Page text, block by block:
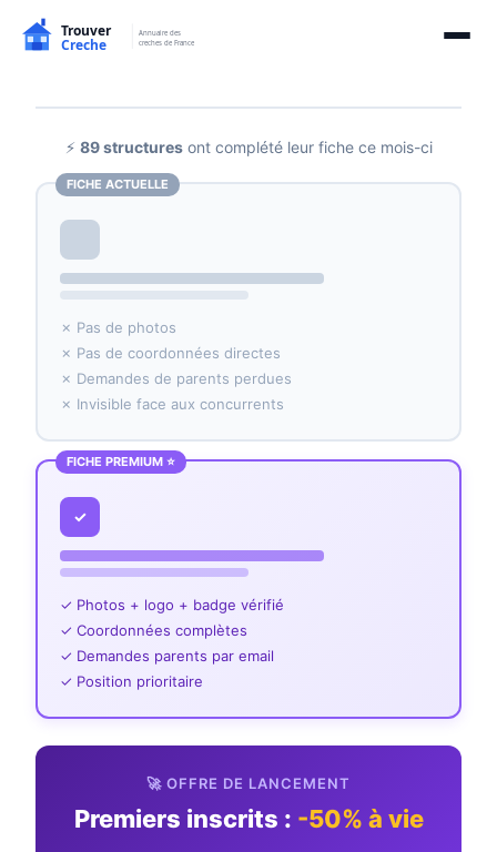
⚡ 89 structuresont complété leur fiche ce mois-ci
FICHE ACTUELLE
✗ Pas de photos
✗ Pas de coordonnées directes
✗ Demandes de parents perdues
✗ Invisible face aux concurrents
FICHE PREMIUM ⭐
✓
✓ Photos + logo + badge vérifié
✓ Coordonnées complètes
✓ Demandes parents par email
✓ Position prioritaire
🚀 OFFRE DE LANCEMENT
Premiers inscrits : -50% à vie